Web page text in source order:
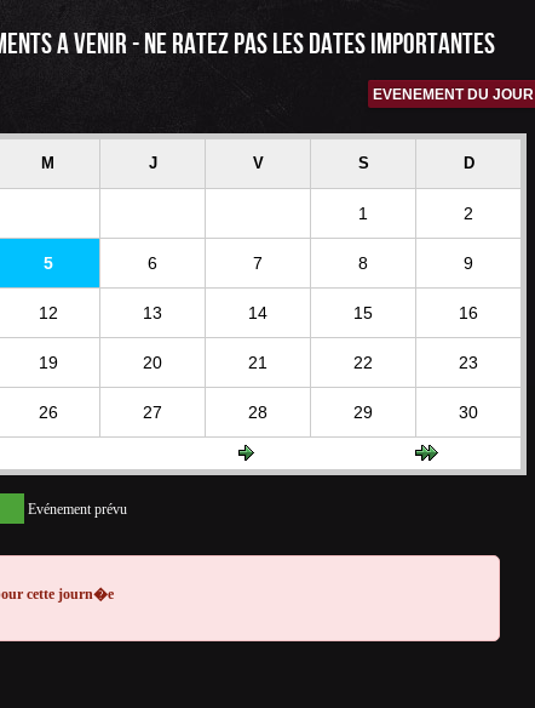
A VENIR - NE RATEZ PAS LES DATES IMPORTANTES
EVENEMENT DU JOUR
M J V S D
1 2
5 6 7 8 9
12 13 14 15 16
19 20 21 22 23
26 27 28 29 30
Evénement prévu
cette journ�e